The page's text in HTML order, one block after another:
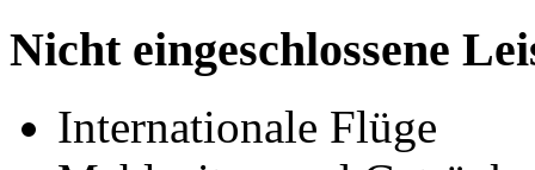
Nicht eingeschlossene
Internationale Flüge